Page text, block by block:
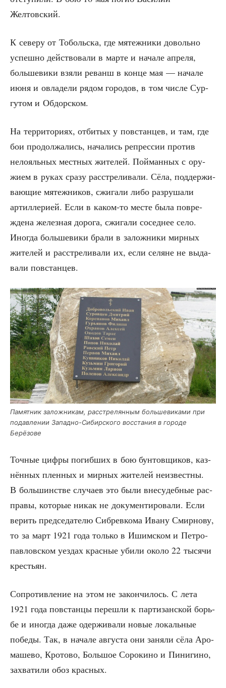
Желтовский.
К севе­ру от Тоболь­ска, где мятеж­ни­ки доволь­но
успеш­но дей­ство­ва­ли в мар­те и нача­ле апре­ля,
боль­ше­ви­ки взя­ли реванш в кон­це мая — нача­ле
июня и овла­де­ли рядом горо­дов, в том чис­ле Сур­
гу­том и Обдорском.
На тер­ри­то­ри­ях, отби­тых у повстан­цев, и там, где
бои про­дол­жа­лись, нача­лись репрес­сии про­тив
нело­яль­ных мест­ных жите­лей. Пой­ман­ных с ору­
жи­ем в руках сра­зу рас­стре­ли­ва­ли. Сёла, под­дер­жи­
ва­ю­щие мятеж­ни­ков, сжи­га­ли либо раз­ру­ша­ли
артил­ле­ри­ей. Если в каком-то месте была повре­
жде­на желез­ная доро­га, сжи­га­ли сосед­нее село.
Ино­гда боль­ше­ви­ки бра­ли в залож­ни­ки мир­ных
жите­лей и рас­стре­ли­ва­ли их, если селяне не выда­
ва­ли повстанцев.
Памят­ник залож­ни­кам, рас­стре­лян­ным боль­ше­ви­ка­ми при
подав­ле­нии Запад­но-Сибир­ско­го вос­ста­ния в горо­де
Берёзове
Точ­ные циф­ры погиб­ших в бою бун­тов­щи­ков, каз­
нён­ных плен­ных и мир­ных жите­лей неиз­вест­ны.
В боль­шин­стве слу­ча­ев это были вне­су­деб­ные рас­
пра­вы, кото­рые никак не доку­мен­ти­ро­ва­ли. Если
верить пред­се­да­те­лю Сиб­рев­ко­ма Ива­ну Смир­но­ву,
то за март 1921 года толь­ко в Ишим­ском и Пет­ро­
пав­лов­ском уез­дах крас­ные уби­ли око­ло 22 тыся­чи
крестьян.
Сопро­тив­ле­ние на этом не закон­чи­лось. С лета
1921 года повстан­цы пере­шли к пар­ти­зан­ской борь­
бе и ино­гда даже одер­жи­ва­ли новые локаль­ные
побе­ды. Так, в нача­ле авгу­ста они заня­ли сёла Аро­
ма­ше­во, Кро­то­во, Боль­шое Соро­ки­но и Пини­ги­но,
захва­ти­ли обоз красных.